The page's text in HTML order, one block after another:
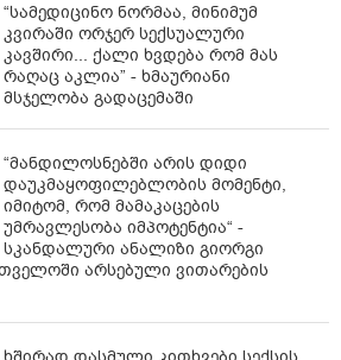
“სამედიცინო ნორმაა, მინიმუმ
კვირაში ორჯერ სექსუალური
კავშირი... ქალი ხვდება რომ მას
რაღაც აკლია” - ხმაურიანი
მსჯელობა გადაცემაში
“მანდილოსნებში არის დიდი
დაუკმაყოფილებლობის მომენტი,
იმიტომ, რომ მამაკაცების
უმრავლესობა იმპოტენტია“ -
სკანდალური ანალიზი გიორგი
არსებული ვითარების